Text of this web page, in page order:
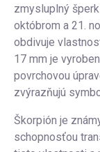
zmysluplný
októbrom a 21.
obdivuje
17 mm je
povrchovou
zvýrazňujú
Škorpión je
schopnosťou